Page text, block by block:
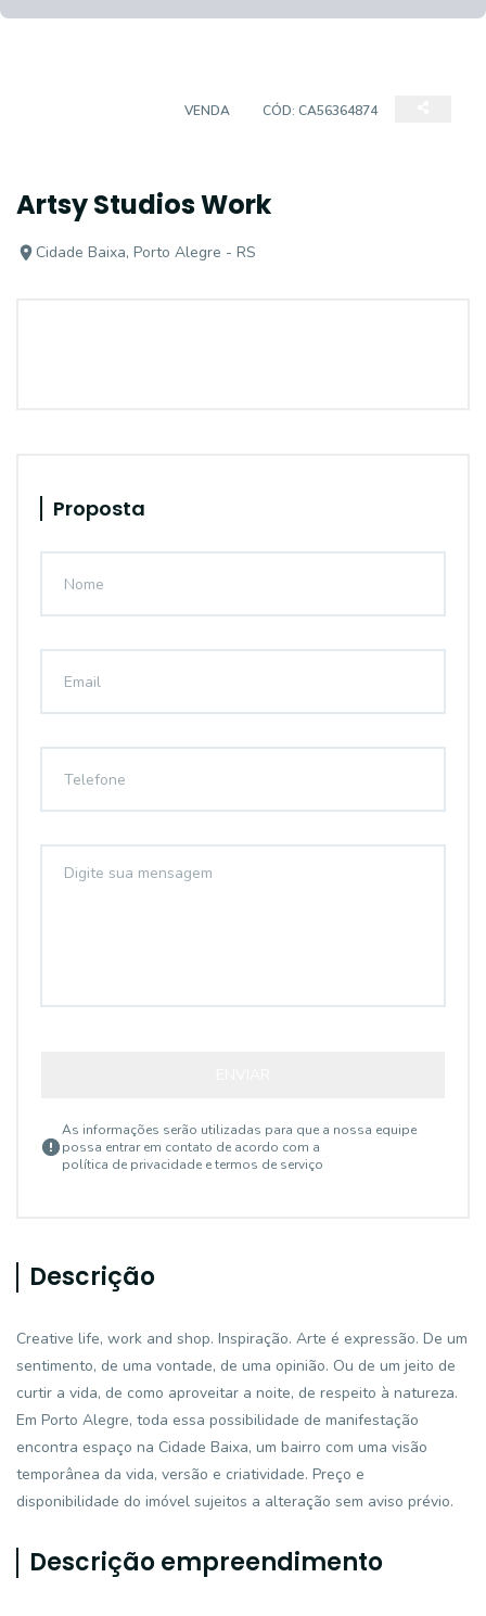
VENDA CÓD: CA56364874
Artsy Studios Work
Cidade Baixa, Porto Alegre - RS
Proposta
As informações serão utilizadas para que a nossa equipe
possa entrar em contato de acordo com a
política de privacidade e termos de serviço
Descrição
Creative life, work and shop. Inspiração. Arte é expressão. De um
sentimento, de uma vontade, de uma opinião. Ou de um jeito de
curtir a vida, de como aproveitar a noite, de respeito à natureza.
Em Porto Alegre, toda essa possibilidade de manifestação
encontra espaço na Cidade Baixa, um bairro com uma visão
temporânea da vida, versão e criatividade. Preço e
disponibilidade do imóvel sujeitos a alteração sem aviso prévio.
Descrição empreendimento